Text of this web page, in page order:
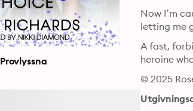
Provlyssna
Now I’m
letting me
A fast,
heroine
© 2025